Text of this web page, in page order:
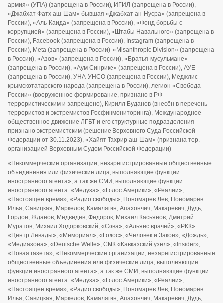
армия» (УПА) (запрещена в России), ИГИЛ (запрещена в России),
«Джабхат Фатх аш-Шам» бывшая «Джабхат ан-Нусра» (запрещена в
России), «Аль-Каида» (запрещена в России), «Фонд борьбы с
коррупцией» (запрещена в России), «Штабы Навального» (запрещена в
России), Facebook (запрещена в России), Instagram (запрещена в
России), Meta (запрещена в России), «Misanthropic Division» (запрещена
в России), «Азов» (запрещена в России), «Братья-мусульмане»
(запрещена в России), «Аум Синрике» (запрещена в России), АУЕ
(запрещена в России), УНА-УНСО (запрещена в России), Меджлис
крымскотатарского народа (запрещена в России), легион «Свобода
России» (вооруженное формирование, признано в РФ
террористическим и запрещено), Кирилл Буданов (внесён в перечень
террористов и экстремистов Росфинмониторинга), Международное
общественное движение ЛГБТ и его структурные подразделения
признано экстремистским (решение Верховного Суда Российской
Федерации от 30.11.2023), «Хайят Тахрир аш-Шам» (признана тер.
организацией Верховным Судом Российской Федерации)
«Некоммерческие организации, незарегистрированные общественные
объединения или физические лица, выполняющие функции
иностранного агента», а так же СМИ, выполняющие функции
иностранного агента: «Медуза»; «Голос Америки»; «Реалии»;
«Настоящее время»; «Радио свободы»; Пономарев Лев; Пономарев
Илья; Савицкая; Маркелов; Камалягин; Апахончич; Макаревич; Дудь;
Гордон; Жданов; Медведев; Федоров; Михаил Касьянов; Дмитрий
Муратов; Михаил Ходорковский; «Сова»; «Альянс врачей»; «РКК»
«Центр Левады»; «Мемориал»; «Голос»; «Человек и Закон»; «Дождь»;
«Медиазона»; «Deutsche Welle»; СМК «Кавказский узел»; «Insider»;
«Новая газета», «Некоммерческие организации, незарегистрированные
общественные объединения или физические лица, выполняющие
функции иностранного агента», а так же СМИ, выполняющие функции
иностранного агента: «Медуза»; «Голос Америки»; «Реалии»;
«Настоящее время»; «Радио свободы»; Пономарев Лев; Пономарев
Илья; Савицкая; Маркелов; Камалягин; Апахончич; Макаревич; Дудь;